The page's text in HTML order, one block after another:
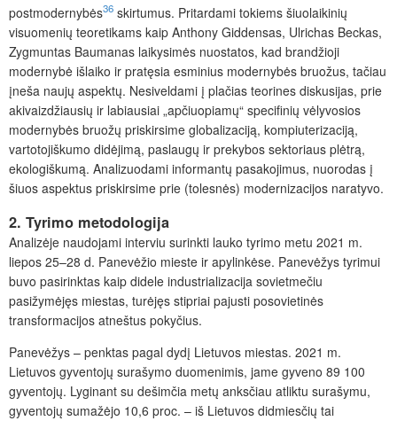
postmodernybės36 skirtumus. Pritardami tokiems šiuolaikinių
visuomenių teoretikams kaip Anthony Giddensas, Ulrichas Beckas,
Zygmuntas Baumanas laikysimės nuostatos, kad brandžioji
modernybė išlaiko ir pratęsia esminius modernybės bruožus, tačiau
įneša naujų aspektų. Nesiveldami į plačias teorines diskusijas, prie
akivaizdžiausių ir labiausiai „apčiuopiamų“ specifinių vėlyvosios
modernybės bruožų priskirsime globalizaciją, kompiuterizaciją,
vartotojiškumo didėjimą, paslaugų ir prekybos sektoriaus plėtrą,
ekologiškumą. Analizuodami informantų pasakojimus, nuorodas į
šiuos aspektus priskirsime prie (tolesnės) modernizacijos naratyvo.
2. Tyrimo metodologija
Analizėje naudojami interviu surinkti lauko tyrimo metu 2021 m.
liepos 25–28 d. Panevėžio mieste ir apylinkėse. Panevėžys tyrimui
buvo pasirinktas kaip didele industrializacija sovietmečiu
pasižymėjęs miestas, turėjęs stipriai pajusti posovietinės
transformacijos atneštus pokyčius.
Panevėžys – penktas pagal dydį Lietuvos miestas. 2021 m.
Lietuvos gyventojų surašymo duomenimis, jame gyveno 89 100
gyventojų. Lyginant su dešimčia metų anksčiau atliktu surašymu,
gyventojų sumažėjo 10,6 proc. – iš Lietuvos didmiesčių tai